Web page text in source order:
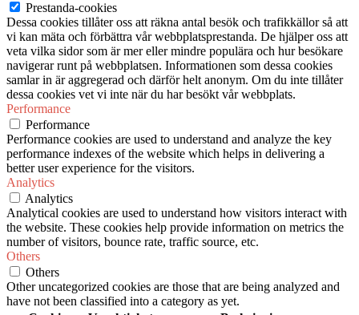
Prestanda-cookies
Dessa cookies tillåter oss att räkna antal besök och trafikkällor så att
vi kan mäta och förbättra vår webbplatsprestanda. De hjälper oss att
veta vilka sidor som är mer eller mindre populära och hur besökare
navigerar runt på webbplatsen. Informationen som dessa cookies
samlar in är aggregerad och därför helt anonym. Om du inte tillåter
dessa cookies vet vi inte när du har besökt vår webbplats.
Performance
Performance
Performance cookies are used to understand and analyze the key
performance indexes of the website which helps in delivering a
better user experience for the visitors.
Analytics
Analytics
Analytical cookies are used to understand how visitors interact with
the website. These cookies help provide information on metrics the
number of visitors, bounce rate, traffic source, etc.
Others
Others
Other uncategorized cookies are those that are being analyzed and
have not been classified into a category as yet.